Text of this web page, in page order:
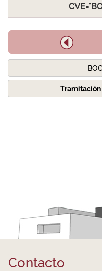
Contacto